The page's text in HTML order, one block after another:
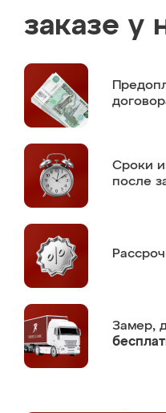
заказе у
Сроки
после
Замер,